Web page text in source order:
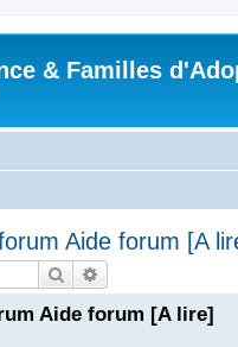
& Familles
Aide forum [A
Rechercher
Aide forum [A lire]